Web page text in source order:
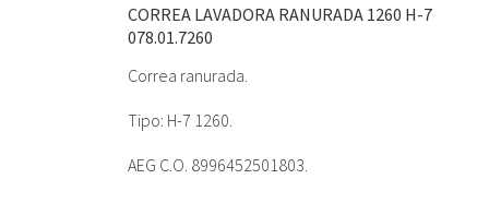
CORREA LAVADORA RANURADA 1260 H-7
078.01.7260
Correa ranurada.
Tipo: H-7 1260.
AEG C.O. 8996452501803.